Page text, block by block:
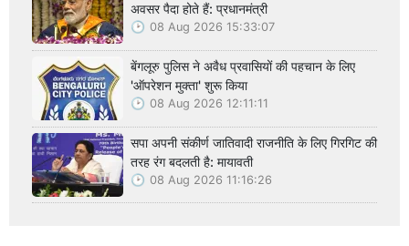
अवसर पैदा होते हैं: प्रधानमंत्री
08 Aug 2026 15:33:07
बेंगलूरु पुलिस ने अवैध प्रवासियों की पहचान के लिए
'ऑपरेशन मुक्ता' शुरू किया
08 Aug 2026 12:11:11
सपा अपनी संकीर्ण जातिवादी राजनीति के लिए गिरगिट की
तरह रंग बदलती है: मायावती
08 Aug 2026 11:16:26